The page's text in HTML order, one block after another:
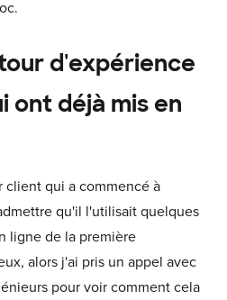
d'expérience
ont déjà mis en
client qui a commencé à
qu'il l'utilisait quelques
ligne de la première
alors j'ai pris un appel avec
pour voir comment cela